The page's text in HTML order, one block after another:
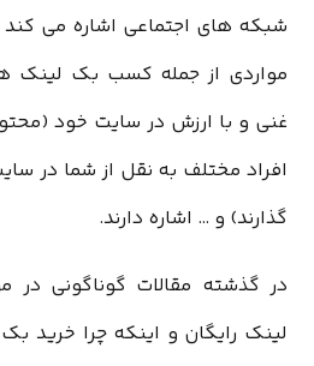
شبکه های اجتماعی اشاره می کند
مواردی از جمله کسب بک لینک
غنی و با ارزش در سایت خود
افراد مختلف به نقل از شما در
گذارند) و … اشاره دارند.
در گذشته مقالات گوناگونی
لینک رایگانو اینکه چراخرید بک